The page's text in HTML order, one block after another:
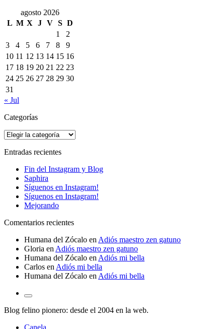
agosto 2026
L M X J V S D
1
2
3
4 5 6 7 8
9
10 11 12 13 14 15 16
17 18 19 20 21 22 23
24 25 26 27 28 29 30
31
« Jul
Categorías
Categorías
Entradas recientes
Fin del Instagram y Blog
Saphira
Síguenos en Instagram!
Síguenos en Instagram!
Mejorando
Comentarios recientes
Humana del Zócalo en Adiós maestro zen gatuno
Gloria en Adiós maestro zen gatuno
Humana del Zócalo en Adiós mi bella
Carlos en Adiós mi bella
Humana del Zócalo en Adiós mi bella
Alternar
el
campo
Blog felino pionero: desde el 2004 en la web.
Canela